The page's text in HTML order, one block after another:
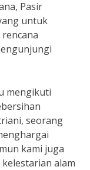
Pasir
untuk
mengikuti
seorang
kami juga
alam